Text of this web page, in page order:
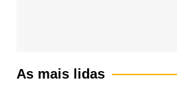
As mais lidas